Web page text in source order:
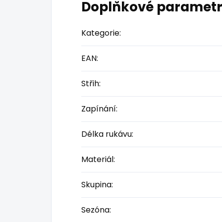
Doplňkové
Kategorie:
EAN:
Střih:
Zapínání:
Délka rukávu:
Materiál:
Skupina:
Sezóna: